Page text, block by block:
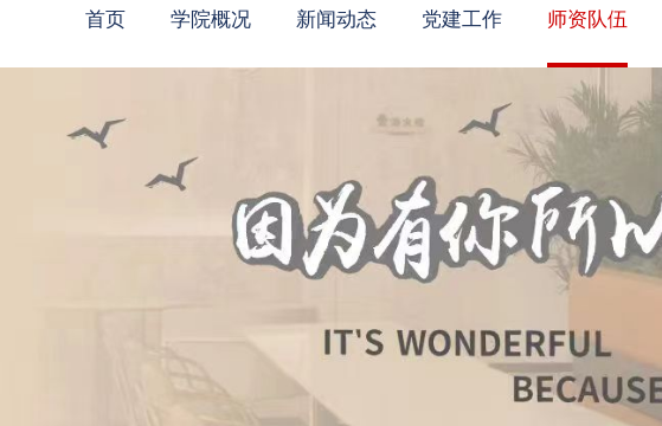
首页 学院概况 新闻动态 党建工作 师资队伍